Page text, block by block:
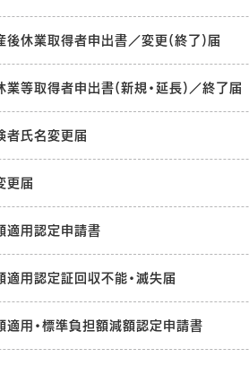
後休業取得者申出書／変更(終了)届
業等取得者申出書(新規・延長)／終了届
者氏名変更届
更届
適用認定申請書
適用認定証回収不能・滅失届
適用・標準負担額減額認定申請書